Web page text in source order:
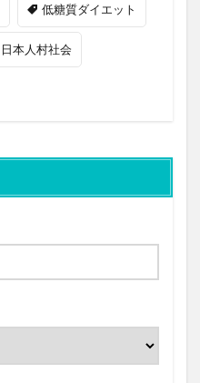
低糖質ダイエット
日本人村社会